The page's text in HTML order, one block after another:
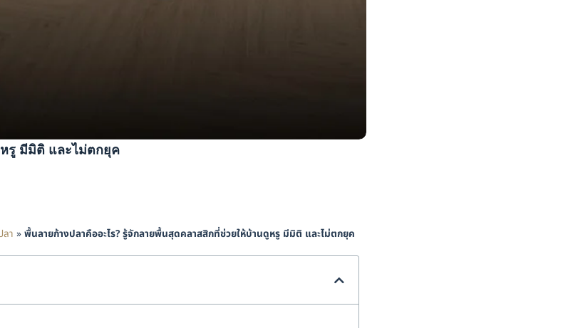
รู มีมิติ และไม่ตกยุค
า » พื้นลายก้างปลาคืออะไร? รู้จักลายพื้นสุดคลาสสิกที่ช่วยให้บ้านดูหรู มีมิติ และไม่ตกยุค